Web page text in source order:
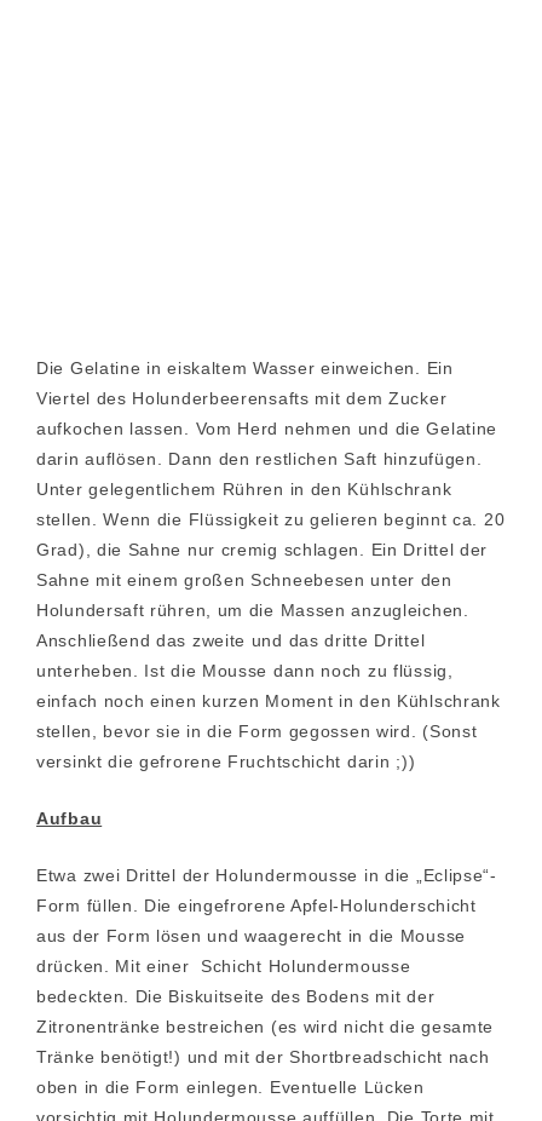
Die Gelatine in eiskaltem Wasser einweichen. Ein
Viertel des Holunderbeerensafts mit dem Zucker
aufkochen lassen. Vom Herd nehmen und die Gelatine
darin auflösen. Dann den restlichen Saft hinzufügen.
Unter gelegentlichem Rühren in den Kühlschrank
stellen. Wenn die Flüssigkeit zu gelieren beginnt ca. 20
Grad), die Sahne nur cremig schlagen. Ein Drittel der
Sahne mit einem großen Schneebesen unter den
Holundersaft rühren, um die Massen anzugleichen.
Anschließend das zweite und das dritte Drittel
unterheben. Ist die Mousse dann noch zu flüssig,
einfach noch einen kurzen Moment in den Kühlschrank
stellen, bevor sie in die Form gegossen wird. (Sonst
versinkt die gefrorene Fruchtschicht darin ;))
Aufbau
Etwa zwei Drittel der Holundermousse in die „Eclipse“-
Form füllen. Die eingefrorene Apfel-Holunderschicht
aus der Form lösen und waagerecht in die Mousse
drücken. Mit einer Schicht Holundermousse
bedeckten. Die Biskuitseite des Bodens mit der
Zitronentränke bestreichen (es wird nicht die gesamte
Tränke benötigt!) und mit der Shortbreadschicht nach
oben in die Form einlegen. Eventuelle Lücken